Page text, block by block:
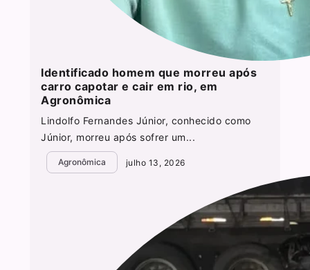
Identificado homem que morreu após
carro capotar e cair em rio, em
Agronômica
Lindolfo Fernandes Júnior, conhecido como
Júnior, morreu após sofrer um...
Agronômica julho 13, 2026